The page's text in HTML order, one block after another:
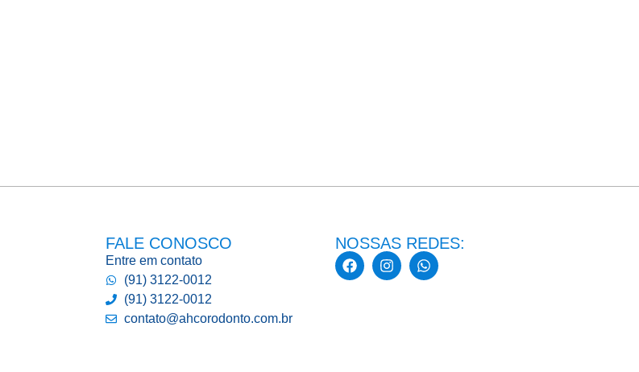
FALE CONOSCO
Entre em contato
(91) 3122-0012
(91) 3122-0012
contato@ahcorodonto.com.br
NOSSAS REDES: